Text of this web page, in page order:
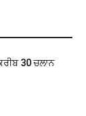
30 ਚਲਾਨ